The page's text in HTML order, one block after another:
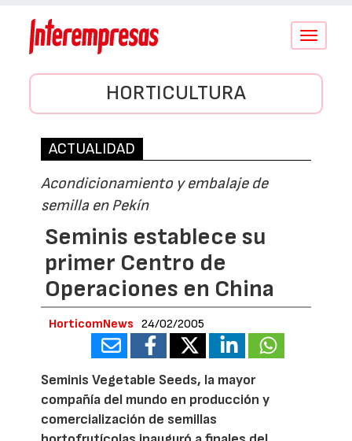
Conmutar
HORTICULTURA
ACTUALIDAD
Acondicionamiento y embalaje de
semilla en Pekín
Seminis establece su
primer Centro de
Operaciones en China
HorticomNews 24/02/2005
Seminis Vegetable Seeds, la mayor
compañía del mundo en producción y
comercialización de semillas